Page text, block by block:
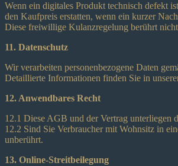
Wenn ein digitales Produkt technisch defekt
den Kaufpreis erstatten, wenn ein kurzer
Diese freiwillige Kulanzregelung berührt
11. Datenschutz
Wir verarbeiten personenbezogene Daten
Detaillierte Informationen finden Sie in
12. Anwendbares Recht
12.1 Diese AGB und der Vertrag unterliegen
12.2 Sind Sie Verbraucher mit Wohnsitz in
unberührt.
13. Online-Streitbeilegung